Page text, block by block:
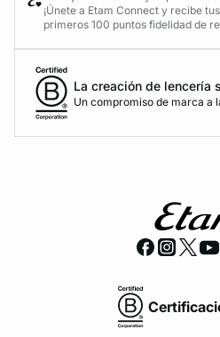
¡Únete a Etam Connect y recibe tus
primeros 100 puntos fidelidad de
La creación de lencería
Un compromiso de marca a